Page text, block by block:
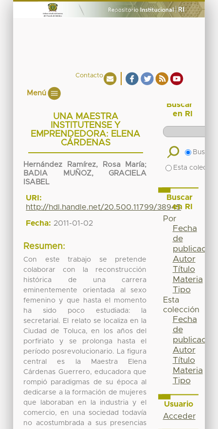
Contacto
Menú
UNA MAESTRA
INSTITUTENSE Y
EMPRENDEDORA: ELENA
CÁRDENAS
Hernández Ramírez, Rosa María;
BADIA MUÑOZ, GRACIELA
ISABEL
URI:
http://hdl.handle.net/20.500.11799/38945
Fecha: 2011-01-02
Resumen:
Con este trabajo se pretende
colaborar con la reconstrucción
histórica de una carrera
eminentemente orientada al sexo
femenino y que hasta el momento
ha sido poco estudiada: la
secretarial. El relato se localiza en la
Ciudad de Toluca, en los años del
porfiriato y se prolonga hasta el
período posrevolucionario. La figura
central es la Maestra Elena
Cárdenas Guerrero, educadora que
rompió paradigmas de su época al
dedicarse a la formación de mujeres
que laboraban en la industria y el
comercio, en una sociedad todavía
no acostumbrada a sus presencias
Buscar
en RI
Buscar
Esta
Buscar
en RI
Por
Fecha
de
publicación
Autor
Título
Materia
Tipo
Esta
colección
Fecha
de
publicación
Autor
Título
Materia
Tipo
Usuario
Acceder